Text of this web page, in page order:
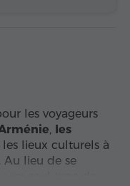
les voyageurs
, les
les lieux culturels à
Au lieu de se